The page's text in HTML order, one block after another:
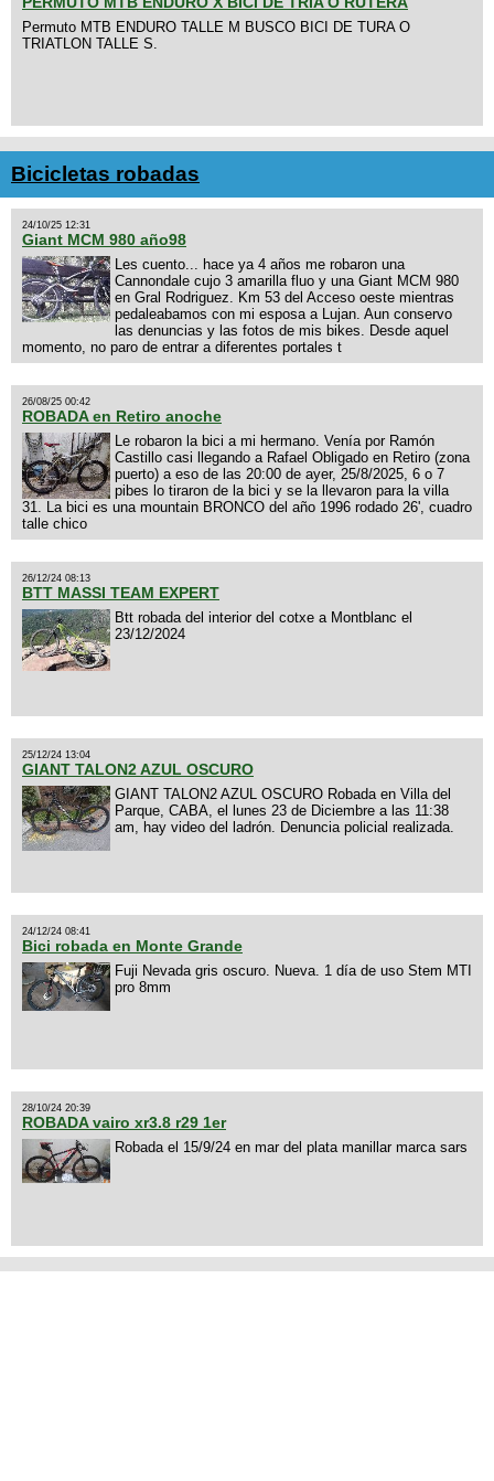
Permuto MTB ENDURO TALLE M BUSCO BICI DE TURA O
TRIATLON TALLE S.
Bicicletas robadas
24/10/25 12:31
Giant MCM 980 año98
Les cuento... hace ya 4 años me robaron una
Cannondale cujo 3 amarilla fluo y una Giant MCM 980
en Gral Rodriguez. Km 53 del Acceso oeste mientras
pedaleabamos con mi esposa a Lujan. Aun conservo
las denuncias y las fotos de mis bikes. Desde aquel
momento, no paro de entrar a diferentes portales t
26/08/25 00:42
ROBADA en Retiro anoche
Le robaron la bici a mi hermano. Venía por Ramón
Castillo casi llegando a Rafael Obligado en Retiro (zona
puerto) a eso de las 20:00 de ayer, 25/8/2025, 6 o 7
pibes lo tiraron de la bici y se la llevaron para la villa
31. La bici es una mountain BRONCO del año 1996 rodado 26', cuadro
talle chico
26/12/24 08:13
BTT MASSI TEAM EXPERT
Btt robada del interior del cotxe a Montblanc el
23/12/2024
25/12/24 13:04
GIANT TALON2 AZUL OSCURO
GIANT TALON2 AZUL OSCURO Robada en Villa del
Parque, CABA, el lunes 23 de Diciembre a las 11:38
am, hay video del ladrón. Denuncia policial realizada.
24/12/24 08:41
Bici robada en Monte Grande
Fuji Nevada gris oscuro. Nueva. 1 día de uso Stem MTI
pro 8mm
28/10/24 20:39
ROBADA vairo xr3.8 r29 1er
Robada el 15/9/24 en mar del plata manillar marca sars